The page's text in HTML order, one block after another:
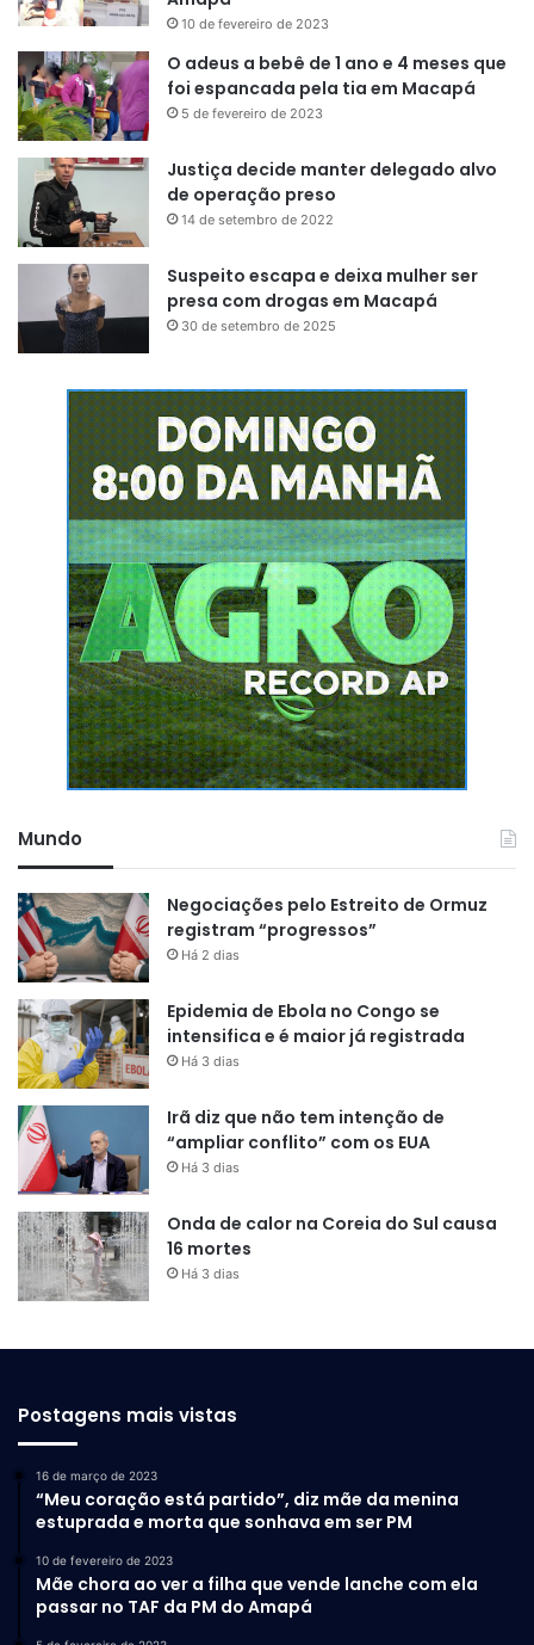
10 de fevereiro de 2023
O adeus a bebê de 1 ano e 4 meses que
foi espancada pela tia em Macapá
5 de fevereiro de 2023
Justiça decide manter delegado alvo
de operação preso
14 de setembro de 2022
Suspeito escapa e deixa mulher ser
presa com drogas em Macapá
30 de setembro de 2025
Mundo
Negociações pelo Estreito de Ormuz
registram “progressos”
Há 2 dias
Epidemia de Ebola no Congo se
intensifica e é maior já registrada
Há 3 dias
Irã diz que não tem intenção de
“ampliar conflito” com os EUA
Há 3 dias
Onda de calor na Coreia do Sul causa
16 mortes
Há 3 dias
Postagens mais vistas
16 de março de 2023
“Meu coração está partido”, diz mãe da menina
estuprada e morta que sonhava em ser PM
10 de fevereiro de 2023
Mãe chora ao ver a filha que vende lanche com ela
passar no TAF da PM do Amapá